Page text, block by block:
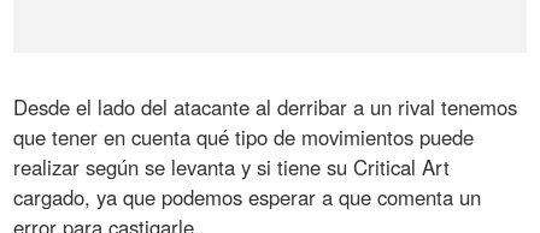
Desde el lado del atacante al derribar a un rival tenemos
que tener en cuenta qué tipo de movimientos puede
realizar según se levanta y si tiene su Critical Art
cargado, ya que podemos esperar a que comenta un
error para castigarle.